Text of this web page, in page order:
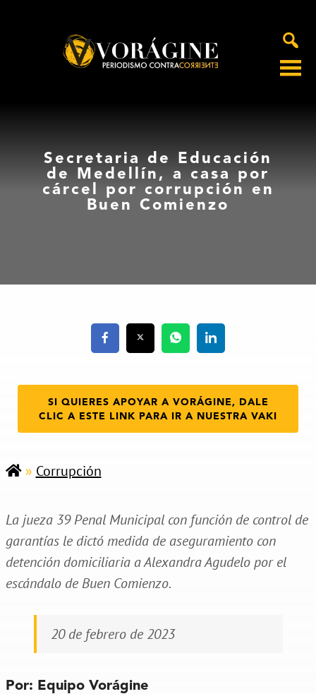
Secretaria de Educación
de Medellín, a casa por
cárcel por corrupción en
Buen Comienzo
SI QUIERES APOYAR A VORÁGINE, DALE
CLIC A ESTE LINK PARA IR A NUESTRA VAKI
» Corrupción
La jueza 39 Penal Municipal con función de control de
garantías le dictó medida de aseguramiento con
detención domiciliaria a Alexandra Agudelo por el
escándalo de Buen Comienzo.
20 de febrero de 2023
Por: Equipo Vorágine